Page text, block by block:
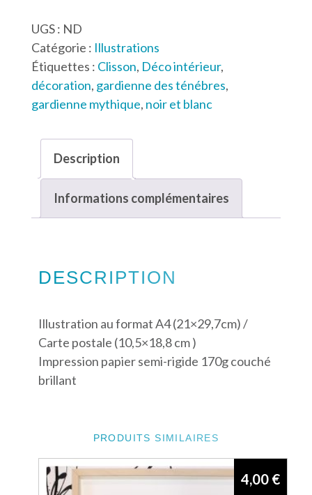
des
Ténèbres
1
UGS : ND
Catégorie : Illustrations
Étiquettes : Clisson, Déco intérieur,
décoration, gardienne des ténébres,
gardienne mythique, noir et blanc
Description
Informations complémentaires
DESCRIPTION
Illustration au format A4 (21×29,7cm) /
Carte postale (10,5×18,8 cm )
Impression papier semi-rigide 170g couché
brillant
PRODUITS SIMILAIRES
4,00 €